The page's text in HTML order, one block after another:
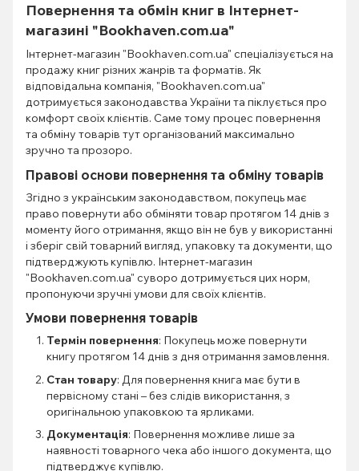
Повернення та обмін книг в Інтернет-
магазині "Bookhaven.com.ua"
Інтернет-магазин "Bookhaven.com.ua" спеціалізується на
продажу книг різних жанрів та форматів. Як
відповідальна компанія, "Bookhaven.com.ua"
дотримується законодавства України та піклується про
комфорт своїх клієнтів. Саме тому процес повернення
та обміну товарів тут організований максимально
зручно та прозоро.
Правові основи повернення та обміну товарів
Згідно з українським законодавством, покупець має
право повернути або обміняти товар протягом 14 днів з
моменту його отримання, якщо він не був у використанні
і зберіг свій товарний вигляд, упаковку та документи, що
підтверджують купівлю. Інтернет-магазин
"Bookhaven.com.ua" суворо дотримується цих норм,
пропонуючи зручні умови для своїх клієнтів.
Умови повернення товарів
Термін повернення: Покупець може повернути
книгу протягом 14 днів з дня отримання замовлення.
Стан товару: Для повернення книга має бути в
первісному стані – без слідів використання, з
оригінальною упаковкою та ярликами.
Документація: Повернення можливе лише за
наявності товарного чека або іншого документа, що
підтверджує купівлю.